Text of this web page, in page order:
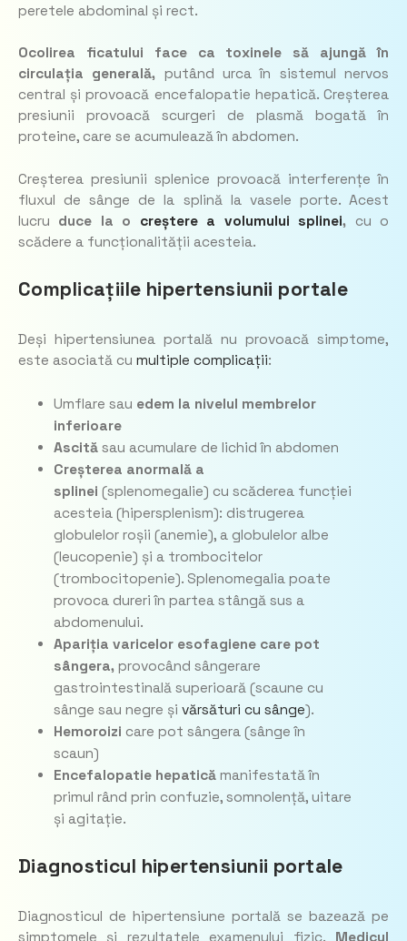
peretele abdominal și rect.
Ocolirea ficatului face ca toxinele să ajungă în
circulația generală, putând urca în sistemul nervos
central și provoacă encefalopatie hepatică. Creșterea
presiunii provoacă scurgeri de plasmă bogată în
proteine, care se acumulează în abdomen.
Creșterea presiunii splenice provoacă interferențe în
fluxul de sânge de la splină la vasele porte. Acest
lucru duce la o creștere a volumului splinei, cu o
scădere a funcționalității acesteia.
Complicațiile hipertensiunii portale
Deși hipertensiunea portală nu provoacă simptome,
este asociată cu multiple complicații:
Umflare sau edem la nivelul membrelor
inferioare
Ascită sau acumulare de lichid în abdomen
Creșterea anormală a
splinei (splenomegalie) cu scăderea funcției
acesteia (hipersplenism): distrugerea
globulelor roșii (anemie), a globulelor albe
(leucopenie) și a trombocitelor
(trombocitopenie). Splenomegalia poate
provoca dureri în partea stângă sus a
abdomenului.
Apariția varicelor esofagiene care pot
sângera, provocând sângerare
gastrointestinală superioară (scaune cu
sânge sau negre și vărsături cu sânge).
Hemoroizi care pot sângera (sânge în
scaun)
Encefalopatie hepatică manifestată în
primul rând prin confuzie, somnolență, uitare
și agitație.
Diagnosticul hipertensiunii portale
Diagnosticul de hipertensiune portală se bazează pe